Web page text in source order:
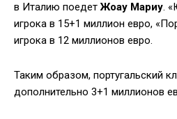
в Италию поедетЖоау Мариу.
игрока в 15+1 миллион евро,
игрока в 12 миллионов евро.
Таким образом, португальский
дополнительно 3+1 миллионов